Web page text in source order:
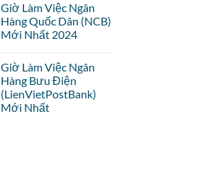
Giờ Làm Việc Ngân
Hàng Quốc Dân (NCB)
Mới Nhất 2024
Giờ Làm Việc Ngân
Hàng Bưu Điện
(LienVietPostBank)
Mới Nhất